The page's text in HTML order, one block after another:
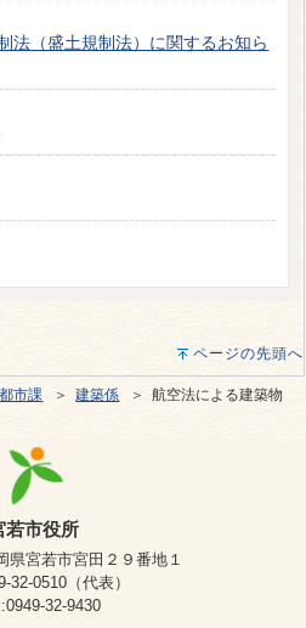
法（盛土規制法）に関するお知ら
ページの先頭へ
市課 ＞建築係 ＞ 航空法による建築物
若市役所
県宮若市宮田２９番地１
32-0510（代表）
32-9430